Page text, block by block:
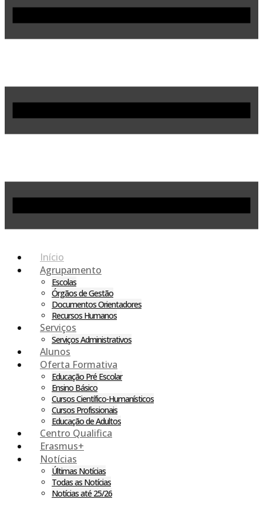
Início
Agrupamento
Escolas
Órgãos de Gestão
Documentos Orientadores
Recursos Humanos
Serviços
Serviços Administrativos
Alunos
Oferta Formativa
Educação Pré Escolar
Ensino Básico
Cursos Científico-Humanísticos
Cursos Profissionais
Educação de Adultos
Centro Qualifica
Erasmus+
Notícias
Últimas Notícias
Todas as Notícias
Notícias até 25/26